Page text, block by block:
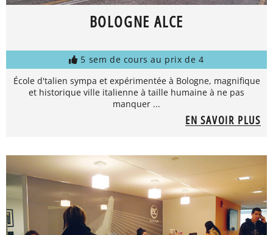
BOLOGNE ALCE
5 sem de cours au prix de 4
École d'talien sympa et expérimentée à Bologne, magnifique
et historique ville italienne à taille humaine à ne pas
manquer ...
EN SAVOIR PLUS